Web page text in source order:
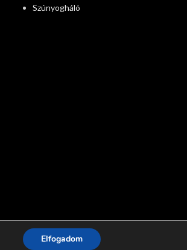
Szúnyogháló
Elfogadom